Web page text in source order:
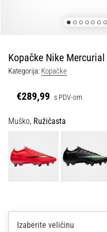
1. 7. 2025
1 min. čitanja
Play
Victories
Pripremi
EURO
2025
Kopačke Nike
Kategorija: Kopačke
€289,99 s PDV-om
Muško, Ružičasta
Izaberite veličinu